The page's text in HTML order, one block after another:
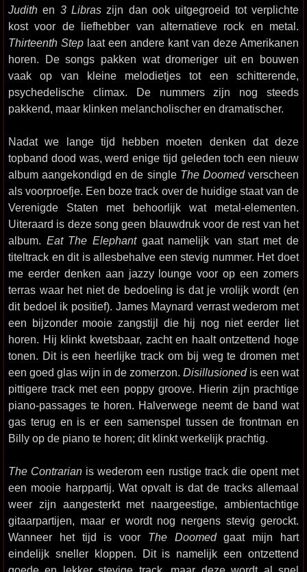
Judith en 3 Libras zijn dan ook uitgegroeid tot verplichte
kost voor de liefhebber van alternatieve rock en metal.
Thirteenth Step laat een andere kant van deze Amerikanen
horen. De songs pakken wat dromeriger uit en bouwen
vaak op van kleine melodietjes tot een schitterende,
psychedelische climax. De nummers zijn nog steeds
pakkend, maar klinken melancholischer en dramatischer.
Nadat we lange tijd hebben moeten denken dat deze
topband dood was, werd enige tijd geleden toch een nieuw
album aangekondigd en de single The Doomedverscheen
als voorproefje. Een boze track over de huidige staat van de
Verenigde Staten met behoorlijk wat metal-elementen.
Uiteraard is deze song geen blauwdruk voor de rest van het
album. Eat The Elephantgaat namelijk van start met de
titeltrack en dit is allesbehalve een stevig nummer. Het doet
me eerder denken aan jazzy lounge voor op een zomers
terras waar het niet de bedoeling is dat je vrolijk wordt (en
dit bedoel ik positief). James Maynard verrast wederom met
een bijzonder mooie zangstijl die hij nog niet eerder liet
horen. Hij klinkt kwetsbaar, zacht en haalt ontzettend hoge
tonen. Dit is een heerlijke track om bij weg te dromen met
een goed glas wijn in de zomerzon. Disillusionedis een wat
pittigere track met een poppy groove. Hierin zijn prachtige
piano-passages te horen. Halverwege neemt de band wat
gas terug en is er een samenspel tussen de frontman en
Billy op de piano te horen; dit klinkt werkelijk prachtig.
The Contrarian is wederom een rustige track die opent met
een mooie harppartij. Wat opvalt is dat de tracks allemaal
weer zijn aangesterkt met naargeestige, ambientachtige
gitaarpartijen, maar er wordt nog nergens stevig gerockt.
Wanneer het tijd is voor The Doomedgaat mijn hart
eindelijk sneller kloppen. Dit is namelijk een ontzettend